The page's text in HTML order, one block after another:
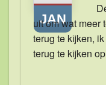
JAN
uit om wat meer
terug te kijken,
terug te kijken